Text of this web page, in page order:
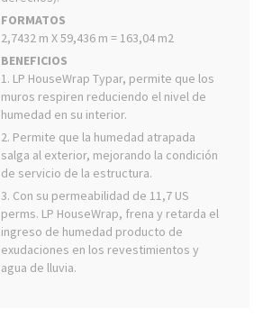
FORMATOS
2,7432 m X 59,436 m = 163,04 m2
BENEFICIOS
1. LP HouseWrap Typar, permite que los
muros respiren reduciendo el nivel de
humedad en su interior.
2. Permite que la humedad atrapada
salga al exterior, mejorando la condición
de servicio de la estructura.
3. Con su permeabilidad de 11,7 US
perms. LP HouseWrap, frena y retarda el
ingreso de humedad producto de
exudaciones en los revestimientos y
agua de lluvia.